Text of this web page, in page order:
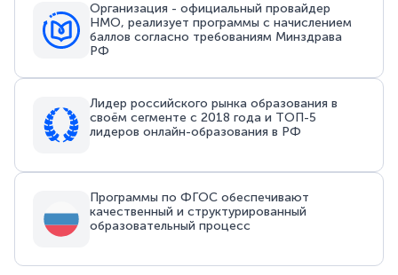
Организация - официальный провайдер
НМО, реализует программы с начислением
баллов согласно требованиям Минздрава
РФ
Лидер российского рынка образования в
своём сегменте с 2018 года и ТОП-5
лидеров онлайн-образования в РФ
Программы по ФГОС обеспечивают
качественный и структурированный
образовательный процесс